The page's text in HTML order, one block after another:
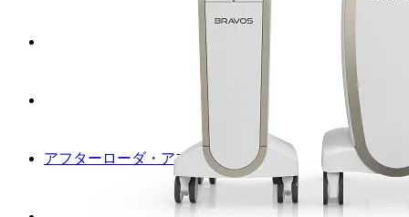
アフターローダ・アプリケータ